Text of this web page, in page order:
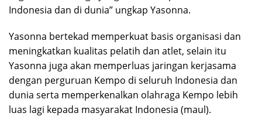
Indonesia dan di dunia” ungkap Yasonna.
Yasonna bertekad memperkuat basis organisasi dan
meningkatkan kualitas pelatih dan atlet, selain itu
Yasonna juga akan memperluas jaringan kerjasama
dengan perguruan Kempo di seluruh Indonesia dan
dunia serta memperkenalkan olahraga Kempo lebih
luas lagi kepada masyarakat Indonesia (maul).